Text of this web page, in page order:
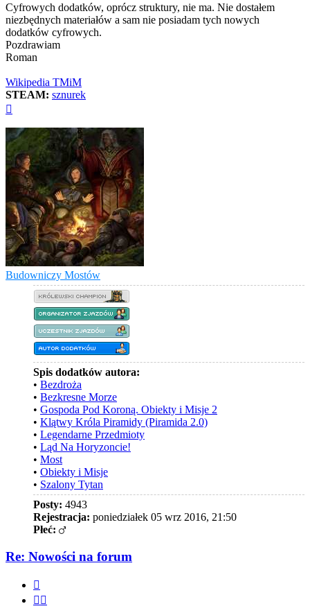
Cyfrowych dodatków, oprócz struktury, nie ma. Nie dostałem
niezbędnych materiałów a sam nie posiadam tych nowych
dodatków cyfrowych.
Pozdrawiam
Roman
Wikipedia TMiM
STEAM: sznurek
Budowniczy Mostów
Spis dodatków autora:
• Bezdroża
• Bezkresne Morze
• Gospoda Pod Koroną. Obiekty i Misje 2
• Klątwy Króla Piramidy (Piramida 2.0)
• Legendarne Przedmioty
• Ląd Na Horyzoncie!
• Most
• Obiekty i Misje
• Szalony Tytan
Posty: 4943
Rejestracja: poniedziałek 05 wrz 2016, 21:50
Płeć:
Re: Nowości na forum